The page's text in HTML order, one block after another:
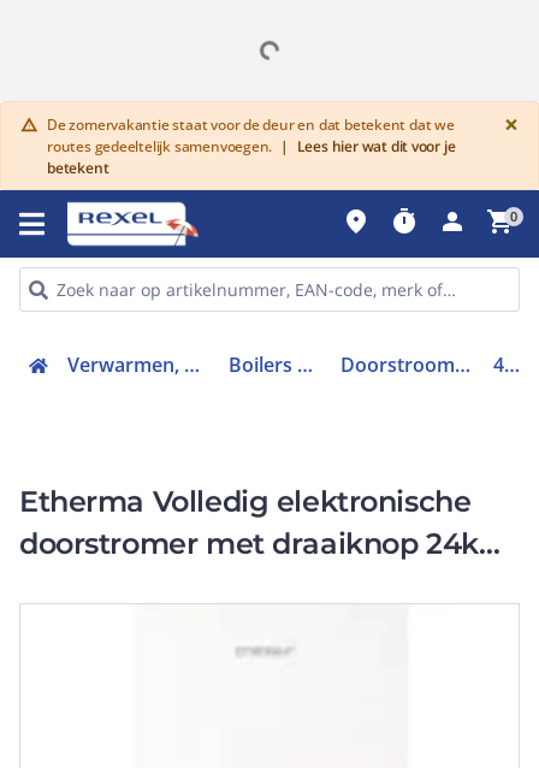
warning De zomervakantie staat voor de deur en dat betekent dat we
routes gedeeltelijk samenvoegen. |
Lees hier wat dit voor je
betekent
×
place timer person shopping_cart0
Verwarmen, Koelen en Ventileren Boilers en Buffervaten Doorstroom warmwatertoestel 41107
Etherma Volledig elektronische
doorstromer met draaiknop 24kW